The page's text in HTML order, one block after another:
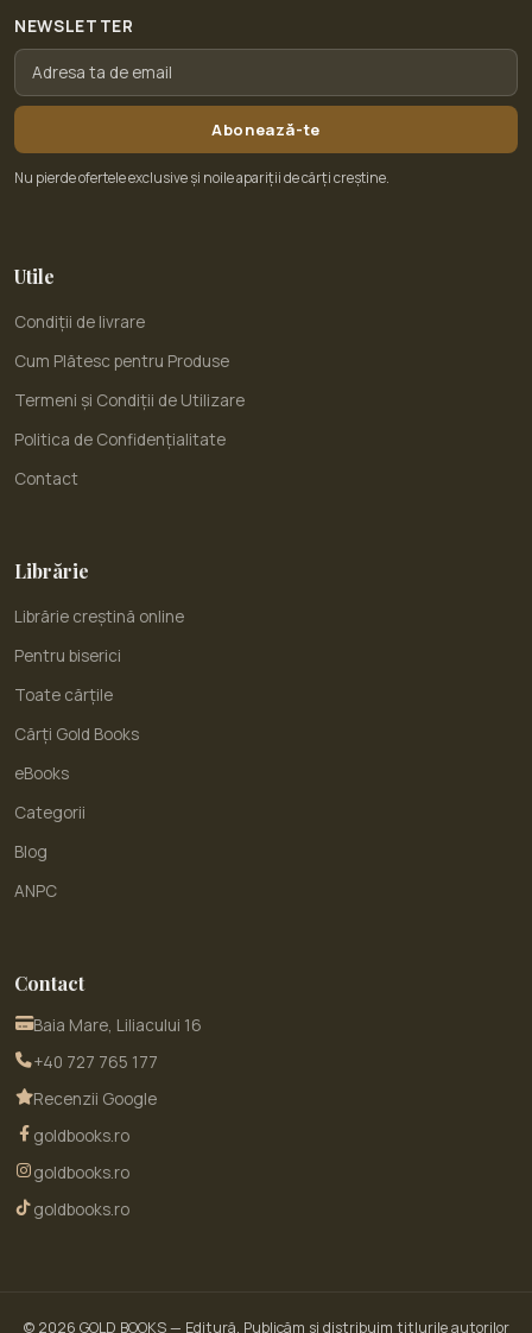
NEWSLETTER
Abonează-te
Nu pierde ofertele exclusive și noile apariții de cărți creștine.
Utile
Condiții de livrare
Cum Plătesc pentru Produse
Termeni și Condiții de Utilizare
Politica de Confidențialitate
Contact
Librărie
Librărie creștină online
Pentru biserici
Toate cărțile
Cărți Gold Books
eBooks
Categorii
Blog
ANPC
Contact
Baia Mare, Liliacului 16
+40 727 765 177
Recenzii Google
goldbooks.ro
goldbooks.ro
goldbooks.ro
© 2026 GOLD BOOKS— Editură. Publicăm și distribuim titlurile autorilor